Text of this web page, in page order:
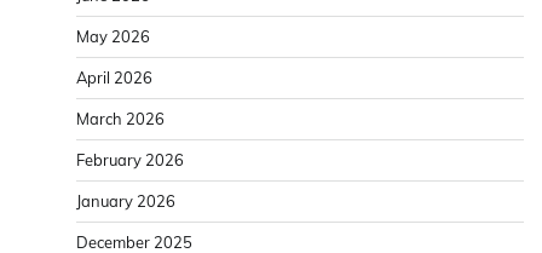
May 2026
April 2026
March 2026
February 2026
January 2026
December 2025